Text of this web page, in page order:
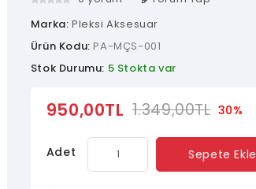
Marka: Pleksi Aksesuar
Ürün Kodu:PA-MÇS-001
Stok Durumu: 5 Stokta var
950,00TL 1.349,00TL30%
Adet Sepete Ekle